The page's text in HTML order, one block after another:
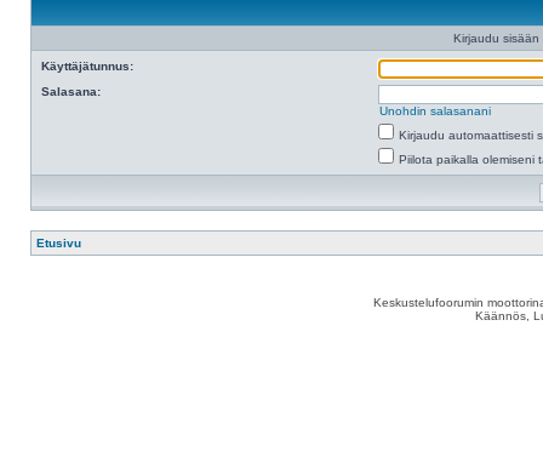
Kirjaudu
Käyttäjätunnus:
Salasana:
Unohdin salasanani
Kirjaudu automaattisesti
Piilota paikalla olemiseni
Etusivu
Keskustelufoorumin
Käännös,